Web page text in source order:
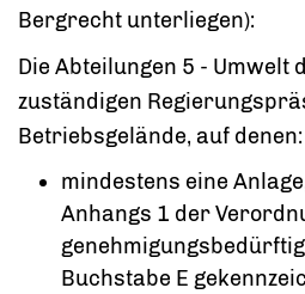
Bergrecht unterliegen):
Die Abteilungen 5 - Umwelt
zuständigen
Betriebsgelände, auf denen:
mindestens eine
Anhangs 1 der
Buchstabe E